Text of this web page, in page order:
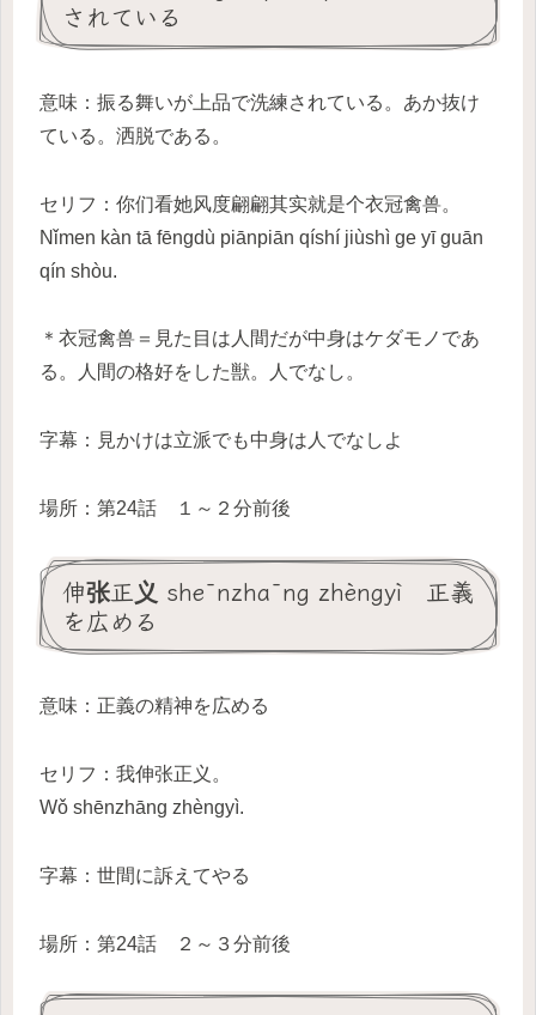
されている
意味：振る舞いが上品で洗練されている。あか抜け
ている。洒脱である。
セリフ：你们看她风度翩翩其实就是个衣冠禽兽。
Nǐmen kàn tā fēngdù piānpiān qíshí jiùshì ge yī guān
qín shòu.
＊衣冠禽兽＝見た目は人間だが中身はケダモノであ
る。人間の格好をした獣。人でなし。
字幕：見かけは立派でも中身は人でなしよ
場所：第24話 １～２分前後
伸张正义 shēnzhāng zhèngyì 正義
を広める
意味：正義の精神を広める
セリフ：我伸张正义。
Wǒ shēnzhāng zhèngyì.
字幕：世間に訴えてやる
場所：第24話 ２～３分前後